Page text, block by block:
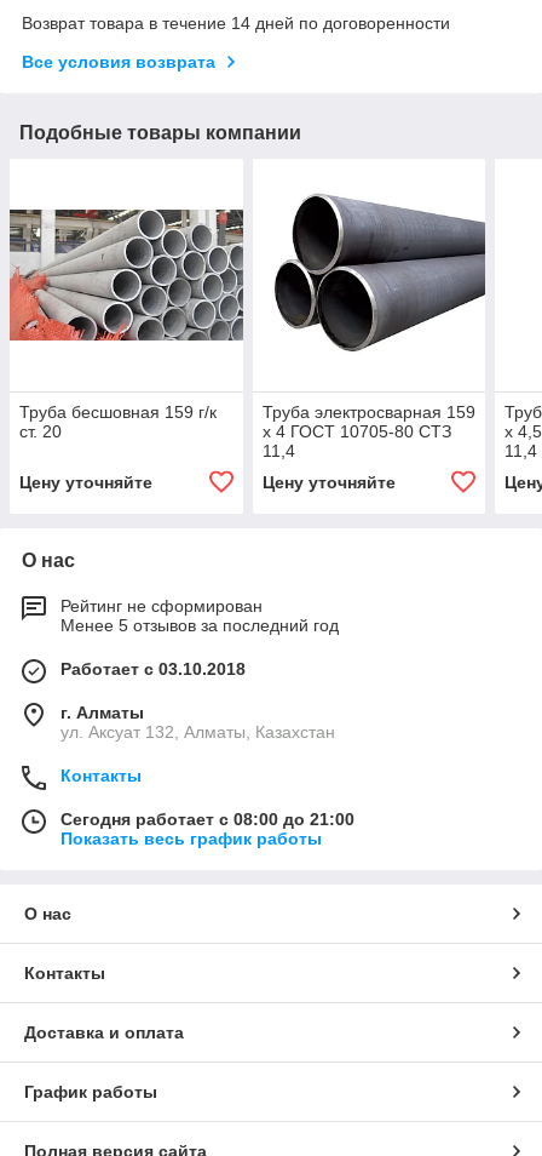
Возврат товара в течение 14 дней по договоренности
Все условия возврата
Подобные товары компании
Труба бесшовная 159 г/к
ст. 20
Цену уточняйте
Труба электросварная 159
х 4 ГОСТ 10705-80 СТЗ
11,4
Цену уточняйте
х
11,4
О нас
Рейтинг не сформирован
Менее 5 отзывов за последний год
Работает с 03.10.2018
г. Алматы
ул. Аксуат 132, Алматы, Казахстан
Контакты
Сегодня работает с 08:00 до 21:00
Показать весь график работы
О нас
Контакты
Доставка и оплата
График работы
Полная версия сайта